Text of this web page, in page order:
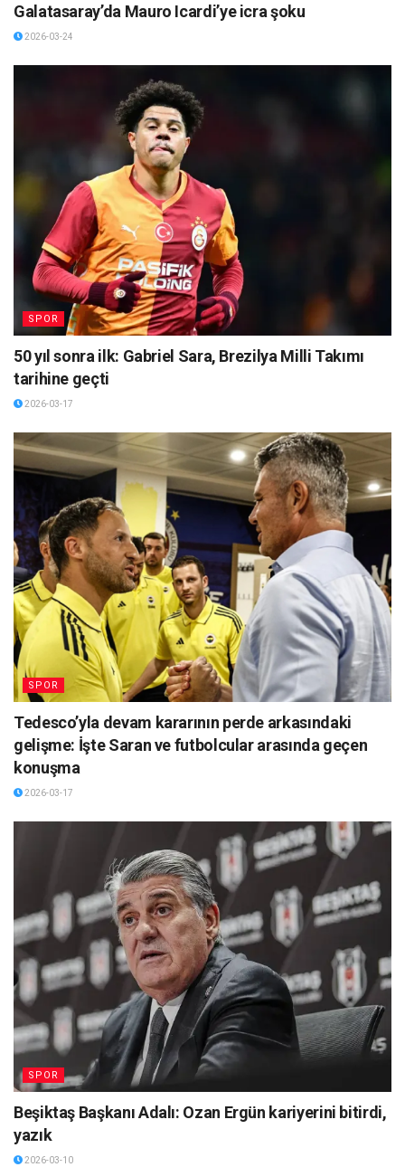
Galatasaray’da Mauro Icardi’ye icra şoku
2026-03-24
SPOR
50 yıl sonra ilk: Gabriel Sara, Brezilya Milli Takımı
tarihine geçti
2026-03-17
SPOR
Tedesco’yla devam kararının perde arkasındaki
gelişme: İşte Saran ve futbolcular arasında geçen
konuşma
2026-03-17
SPOR
Beşiktaş Başkanı Adalı: Ozan Ergün kariyerini bitirdi,
yazık
2026-03-10